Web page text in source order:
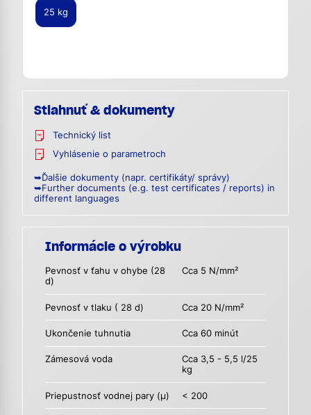
25 kg
Stiahnuť & dokumenty
Technický list
Vyhlásenie o parametroch
➥Ďalšie dokumenty (napr. certifikáty/ správy)
➥Further documents (e.g. test certificates / reports) in
different languages
Informácie o výrobku
Pevnosť v ťahu v ohybe (28
d)
Cca 5 N/mm²
Pevnosť v tlaku ( 28 d) Cca 20 N/mm²
Ukončenie tuhnutia Cca 60 minút
Zámesová voda
Cca 3,5 - 5,5 l/25
kg
Priepustnosť vodnej pary (µ) < 200